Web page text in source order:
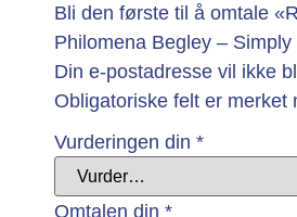
Bli den første til å omtale
Philomena Begley –
Din e-postadresse vil ikke
Obligatoriske felt er merket
Vurderingen din *
Omtalen din *